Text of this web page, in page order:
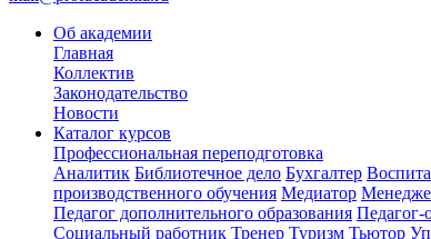
Об академии
Главная
Коллектив
Законодательство
Новости
Каталог курсов
Профессиональная переподготовка
Аналитик Библиотечное дело Бухгалтер
производственного обучения Медиатор
Педагог дополнительного образования Педагог-
Социальный работник Тренер Туризм Тьютор